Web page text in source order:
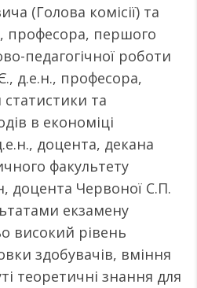
(Голова комісії) та
професора, першого
педагогічної роботи
д.е.н., професора,
статистики та
в економіці
доцента, декана
факультету
доцента Червоної С.П.
екзамену
високий рівень
здобувачів, вміння
теоретичні знання для